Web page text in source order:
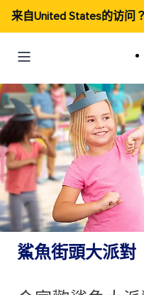
来自United States的访问？
鯊魚街頭大派對